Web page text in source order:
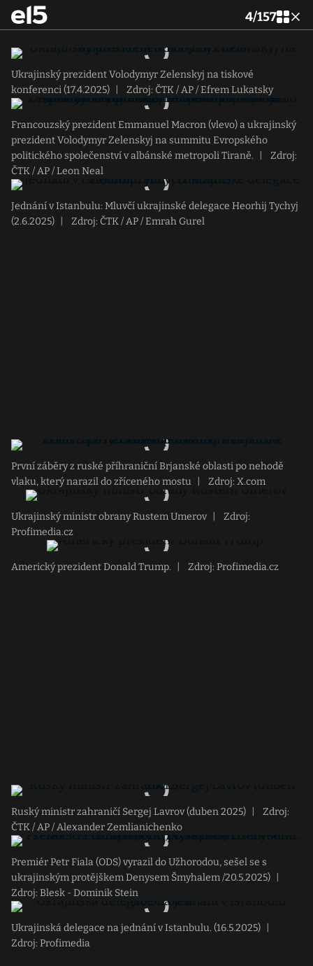
4/157
Ukrajinský prezident Volodymyr Zelenskyj na tiskové
konferenci (17.4.2025)
Zdroj: ČTK / AP / Efrem Lukatsky
Francouzský prezident Emmanuel Macron (vlevo) a ukrajinský
prezident Volodymyr Zelenskyj na summitu Evropského
politického společenství v albánské metropoli Tiraně.
Zdroj:
ČTK / AP / Leon Neal
Jednání v Istanbulu: Mluvčí ukrajinské delegace Heorhij Tychyj
(2.6.2025)
Zdroj: ČTK / AP / Emrah Gurel
První záběry z ruské příhraniční Brjanské oblasti po nehodě
vlaku, který narazil do zříceného mostu
Zdroj: X.com
Ukrajinský ministr obrany Rustem Umerov
Zdroj:
Profimedia.cz
Americký prezident Donald Trump. Zdroj: Profimedia.cz
Ruský ministr zahraničí Sergej Lavrov (duben 2025)
Zdroj:
ČTK / AP / Alexander Zemlianichenko
Premiér Petr Fiala (ODS) vyrazil do Užhorodou, sešel se s
ukrajinským protějškem Denysem Šmyhalem /20.5.2025)
Zdroj: Blesk - Dominik Stein
Ukrajinská delegace na jednání v Istanbulu. (16.5.2025)
Zdroj: Profimedia